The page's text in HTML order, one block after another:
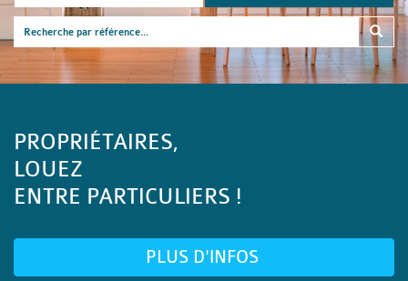
PROPRIÉTAIRES,
LOUEZ
ENTRE PARTICULIERS !
PLUS D'INFOS